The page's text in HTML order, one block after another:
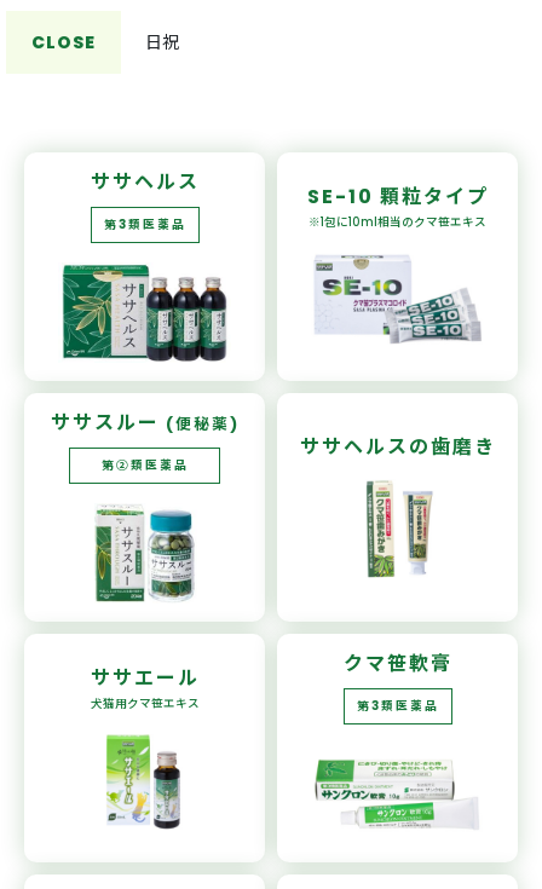
CLOSE 日祝
ササヘルス
第3類医薬品
SE-10 顆粒タイプ
※1包に10ml相当のクマ笹エキス
ササスルー (便秘薬)
第②類医薬品
ササヘルスの歯磨き
ササエール
犬猫用クマ笹エキス
クマ笹軟膏
第3類医薬品